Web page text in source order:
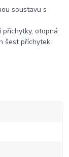
soustavu s
otopná
šest příchytek.